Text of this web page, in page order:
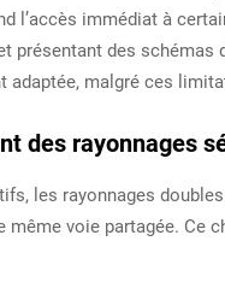
l’accès immédiat à
présentant des schémas
adaptée, malgré ces
des rayonnages
les rayonnages
voie partagée. Ce